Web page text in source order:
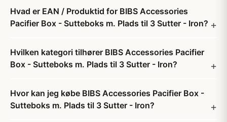
Hvad er EAN / Produktid for BIBS Accessories
Pacifier Box - Sutteboks m. Plads til 3 Sutter - Iron?
Hvilken kategori tilhører BIBS Accessories Pacifier
Box - Sutteboks m. Plads til 3 Sutter - Iron?
Hvor kan jeg købe BIBS Accessories Pacifier Box -
Sutteboks m. Plads til 3 Sutter - Iron?